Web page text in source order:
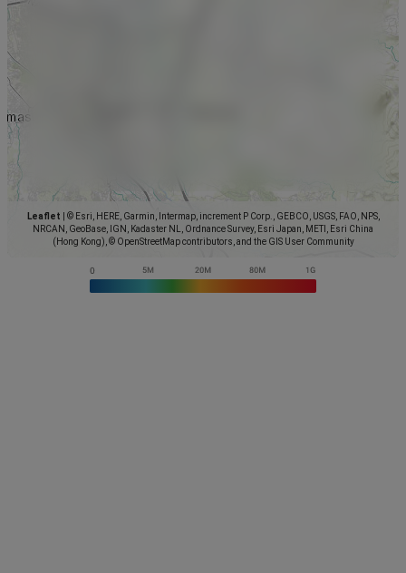
Leaflet
© Esri, HERE, Garmin, Intermap, increment P Corp., GEBCO, USGS, FAO, NPS,
NRCAN, GeoBase, IGN, Kadaster NL, Ordnance Survey, Esri Japan, METI, Esri China
(Hong Kong), © OpenStreetMap contributors, and the GIS User Community